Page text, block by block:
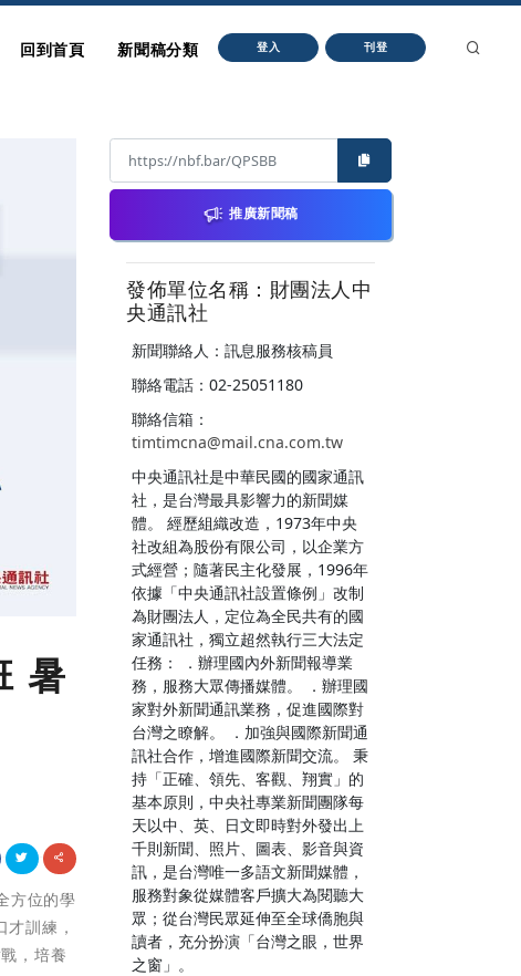
回到首頁 新聞稿分類 登入 刊登
暑
方位的學
訓練，
，培養
推廣新聞稿
發佈單位名稱：財團法人中
央通訊社
新聞聯絡人：訊息服務核稿員
聯絡電話：02-25051180
聯絡信箱：
timtimcna@mail.cna.com.tw
中央通訊社是中華民國的國家通訊
社，是台灣最具影響力的新聞媒
體。 經歷組織改造，1973年中央
社改組為股份有限公司，以企業方
式經營；隨著民主化發展，1996年
依據「中央通訊社設置條例」改制
為財團法人，定位為全民共有的國
家通訊社，獨立超然執行三大法定
任務： ．辦理國內外新聞報導業
務，服務大眾傳播媒體。 ．辦理國
家對外新聞通訊業務，促進國際對
台灣之瞭解。 ．加強與國際新聞通
訊社合作，增進國際新聞交流。 秉
持「正確、領先、客觀、翔實」的
基本原則，中央社專業新聞團隊每
天以中、英、日文即時對外發出上
千則新聞、照片、圖表、影音與資
訊，是台灣唯一多語文新聞媒體，
服務對象從媒體客戶擴大為閱聽大
眾；從台灣民眾延伸至全球僑胞與
讀者，充分扮演「台灣之眼，世界
之窗」。